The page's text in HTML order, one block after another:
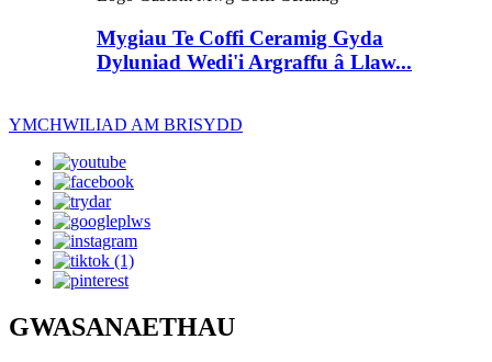
Mygiau Te Coffi Ceramig Gyda
Dyluniad Wedi'i Argraffu â Llaw...
YMCHWILIAD AM BRISYDD
GWASANAETHAU